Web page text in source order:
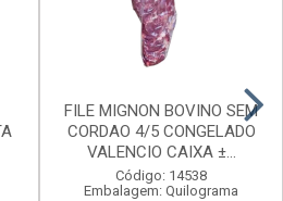
FILE MIGNON BOVINO SEM
CORDAO 4/5 CONGELADO
VALENCIO CAIXA ±...
Código: 14538
Embalagem: Quilograma